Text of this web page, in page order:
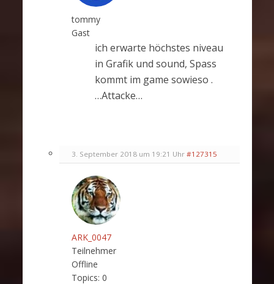
tommy
Gast
ich erwarte höchstes niveau
in Grafik und sound, Spass
kommt im game sowieso .
…Attacke…
3. September 2018 um 19:21 Uhr #127315
ARK_0047
Teilnehmer
Offline
Topics: 0